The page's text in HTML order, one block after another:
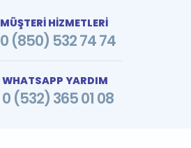
MÜŞTERİ HİZMETLERİ
0 (850) 532 74 74
WHATSAPP YARDIM
0 (532) 365 01 08